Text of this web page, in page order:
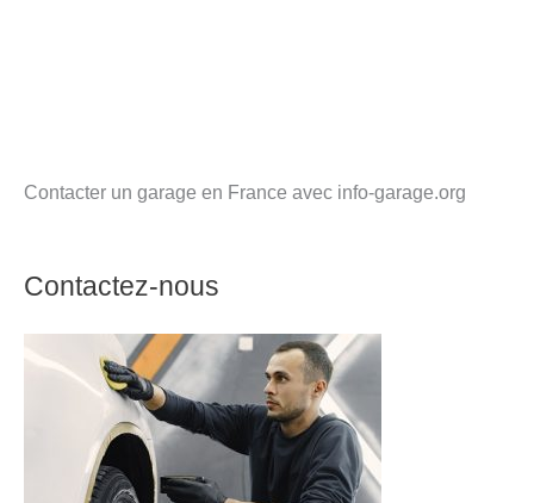
Contacter un garage en France avec info-garage.org
Contactez-nous